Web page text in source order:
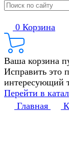
0 Корзина
Ваша корзина
Исправить это
интересующий
Перейти в
Главная